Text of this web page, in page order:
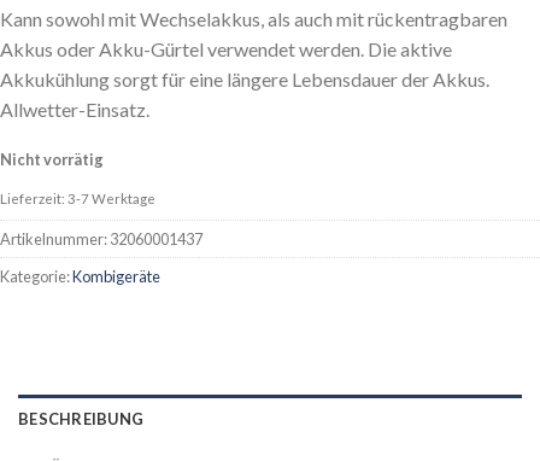
Kann sowohl mit Wechselakkus, als auch mit rückentragbaren
Akkus oder Akku-Gürtel verwendet werden. Die aktive
Akkukühlung sorgt für eine längere Lebensdauer der Akkus.
Allwetter-Einsatz.
Nicht vorrätig
Lieferzeit: 3-7 Werktage
Artikelnummer:32060001437
Kategorie:Kombigeräte
BESCHREIBUNG